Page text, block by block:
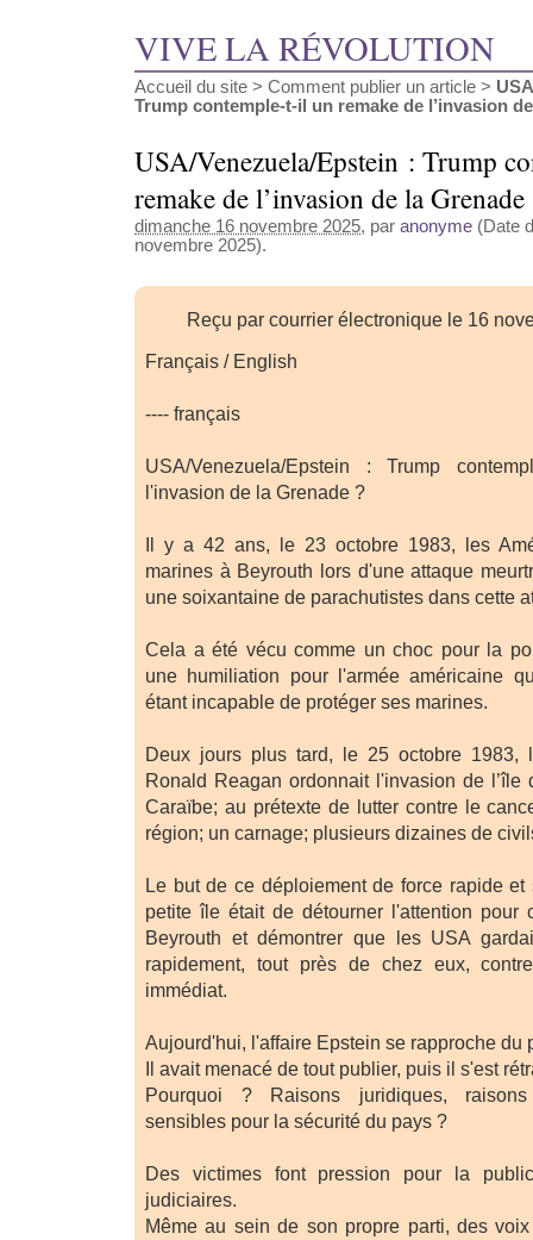
VIVE LA RÉVOLUTION
Accueil du site > Comment publier un article >
Trump contemple-t-il un remake de l’invasion
USA/Venezuela/Epstein : Trump
remake de l’invasion de la Grenade
dimanche 16 novembre 2025, par anonyme (Date
novembre 2025).
Reçu par courrier électronique le 16
Français / English
---- français
USA/Venezuela/Epstein : Trump
l'invasion de la Grenade ?
Il y a 42 ans, le 23 octobre 1983, les
marines à Beyrouth lors d'une attaque
une soixantaine de parachutistes dans cette
Cela a été vécu comme un choc pour la
une humiliation pour l'armée américaine
étant incapable de protéger ses marines.
Deux jours plus tard, le 25 octobre 1983,
Ronald Reagan ordonnait l'invasion de
Caraïbe; au prétexte de lutter contre le
région; un carnage; plusieurs dizaines de
Le but de ce déploiement de force rapide et
petite île était de détourner l'attention pour
Beyrouth et démontrer que les USA
rapidement, tout près de chez eux,
immédiat.
Aujourd'hui, l'affaire Epstein se rapproche du
Il avait menacé de tout publier, puis il s'est
Pourquoi ? Raisons juridiques,
sensibles pour la sécurité du pays ?
Des victimes font pression pour la
judiciaires.
Même au sein de son propre parti, des